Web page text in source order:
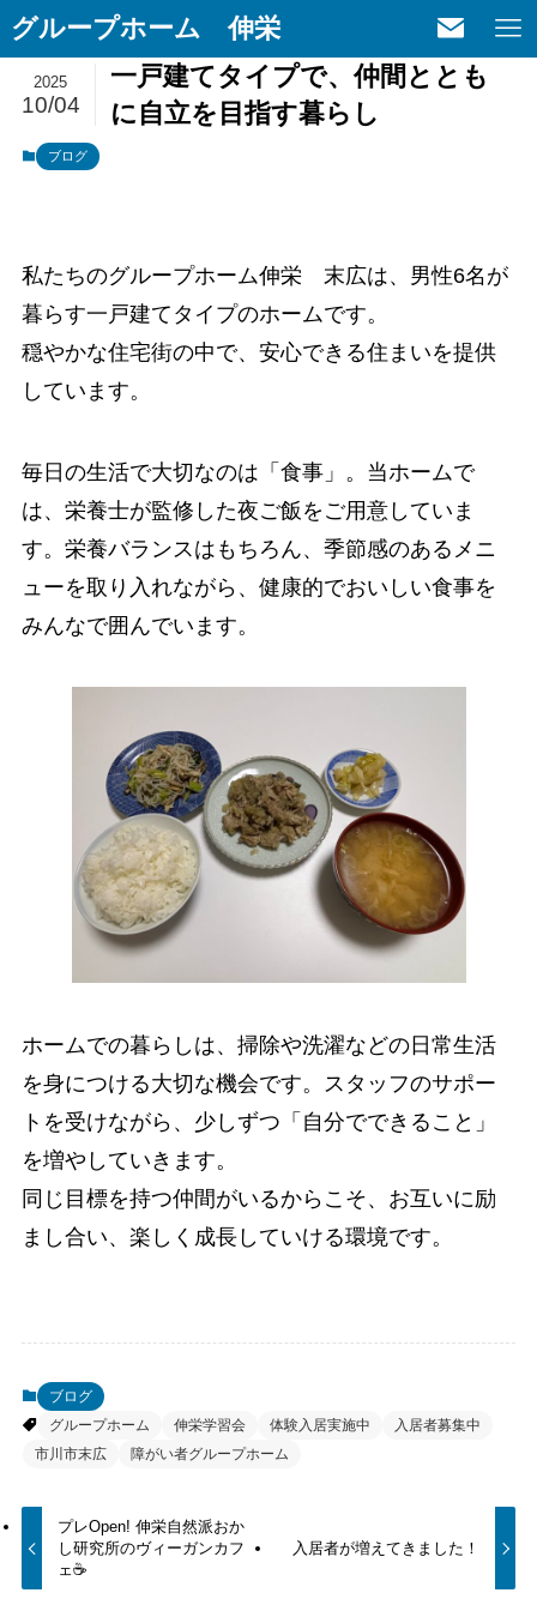
グループホーム 伸栄
一戸建てタイプで、仲間ととも
に自立を目指す暮らし
2025
10/04
ブログ
私たちのグループホーム伸栄 末広は、男性6名が
暮らす一戸建てタイプのホームです。
穏やかな住宅街の中で、安心できる住まいを提供
しています。
毎日の生活で大切なのは「食事」。当ホームで
は、栄養士が監修した夜ご飯をご用意していま
す。栄養バランスはもちろん、季節感のあるメニ
ューを取り入れながら、健康的でおいしい食事を
みんなで囲んでいます。
ホームでの暮らしは、掃除や洗濯などの日常生活
を身につける大切な機会です。スタッフのサポー
トを受けながら、少しずつ「自分でできること」
を増やしていきます。
同じ目標を持つ仲間がいるからこそ、お互いに励
まし合い、楽しく成長していける環境です。
ブログ
グループホーム
伸栄学習会 体験入居実施中
入居者募集中
市川市末広
障がい者グループホーム
プレOpen! 伸栄自然派おか
し研究所のヴィーガンカフ
ェ☕
入居者が増えてきました！